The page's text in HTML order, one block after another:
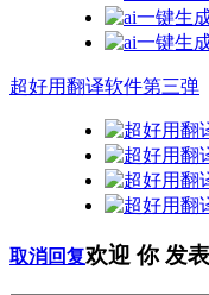
超好用翻译软件第三弹
取消回复欢迎 你发